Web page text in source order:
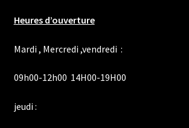
Heures d’ouverture
Mardi , Mercredi ,vendredi :
09h00-12h00 14H00-19H00
jeudi :